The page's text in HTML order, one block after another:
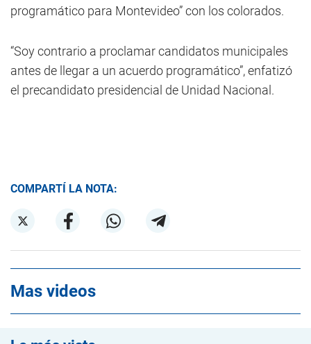
programático para Montevideo” con los colorados.
“Soy contrario a proclamar candidatos municipales
antes de llegar a un acuerdo programático”, enfatizó
el precandidato presidencial de Unidad Nacional.
COMPARTÍ LA NOTA:
Mas videos